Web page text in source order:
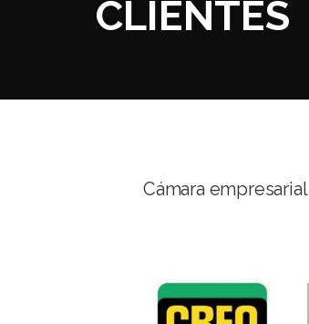
CLIENTES
Cámara empresarial